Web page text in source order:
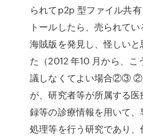
られてp2p 型ファイル共
トールしたら、売られて
海賊版を発見し、怪しい
た（2012 年10 月から、
議しなくてよい場合②③ ②
が、研究者等が所属する
録等の診療情報を用いて
処理等を行う研究であり